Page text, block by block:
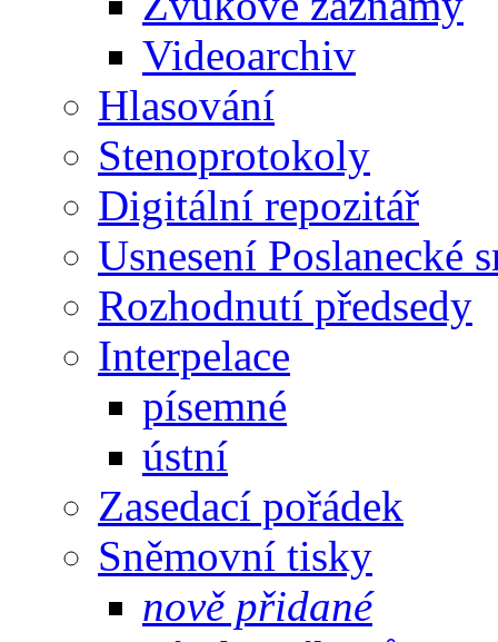
Videoarchiv
Hlasování
Stenoprotokoly
Digitální repozitář
Usnesení Poslanecké
Rozhodnutí předsedy
Interpelace
písemné
ústní
Zasedací pořádek
Sněmovní tisky
nově přidané